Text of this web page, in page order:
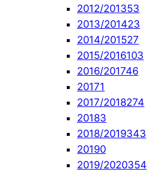
2012/201353
2013/201423
2014/201527
2015/2016103
2016/201746
20171
2017/2018274
20183
2018/2019343
20190
2019/2020354